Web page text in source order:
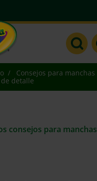
Consejos para manchas
detalle
consejos para manchas